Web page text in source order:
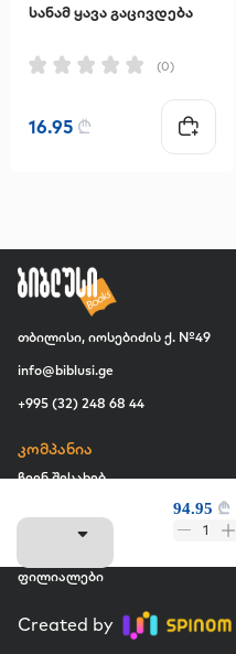
94.95 ₾
1
სანამ ყავა გაცივდება
(0)
16.95 ₾
თბილისი, იოსებიძის ქ. №49
info@biblusi.ge
+995 (32) 248 68 44
კომპანია
ჩვენ შესახებ
ფილიალები
Created by